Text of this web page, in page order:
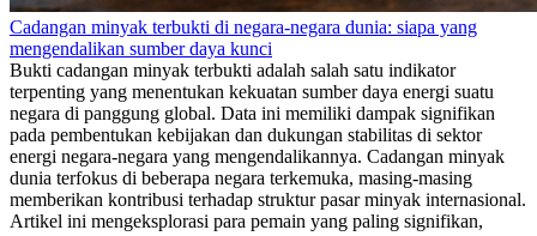
Cadangan minyak terbukti di negara-negara dunia: siapa yang
mengendalikan sumber daya kunci
Bukti cadangan minyak terbukti adalah salah satu indikator
terpenting yang menentukan kekuatan sumber daya energi suatu
negara di panggung global. Data ini memiliki dampak signifikan
pada pembentukan kebijakan dan dukungan stabilitas di sektor
energi negara-negara yang mengendalikannya. Cadangan minyak
dunia terfokus di beberapa negara terkemuka, masing-masing
memberikan kontribusi terhadap struktur pasar minyak internasional.
Artikel ini mengeksplorasi para pemain yang paling signifikan,